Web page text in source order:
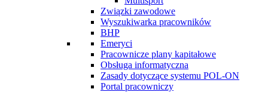
Związki zawodowe
Wyszukiwarka pracowników
BHP
Emeryci
Pracownicze plany kapitałowe
Obsługa informatyczna
Zasady dotyczące systemu POL-ON
Portal pracowniczy